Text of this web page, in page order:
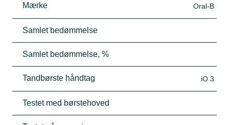
Mærke Oral-B
Samlet bedømmelse
Samlet bedømmelse, %
Tandbørste håndtag iO 3
Testet med børstehoved